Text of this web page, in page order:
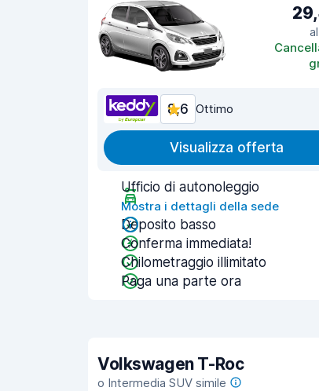
8,6 Ottimo
Visualizza offerta
Ufficio di autonoleggio
Mostra i dettagli della sede
Deposito basso
Conferma immediata!
Chilometraggio illimitato
Paga una parte ora
Volkswagen T-Roc
o Intermedia SUV simile